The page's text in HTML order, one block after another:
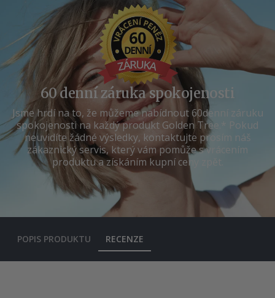
60 denní záruka spokojenosti
Jsme hrdí na to, že můžeme nabídnout 60denní záruku
spokojenosti na každý produkt Golden Tree.* Pokud
neuvidíte žádné výsledky, kontaktujte prosím náš
zákaznický servis, který vám pomůže s vrácením
produktu a získáním kupní ceny zpět.
POPIS PRODUKTU RECENZE